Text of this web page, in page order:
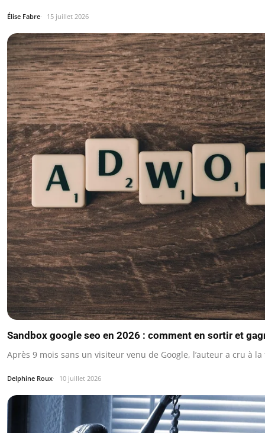
Élise Fabre 15 juillet 2026
Sandbox google seo en 2026 : comment en sortir et
Après 9 mois sans un visiteur venu de Google, l’auteur a cru à
Delphine Roux 10 juillet 2026